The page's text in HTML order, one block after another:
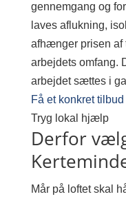
gennemgang og
laves aflukning,
afhænger prisen af
arbejdets omfang.
arbejdet sættes i
Få et konkret tilbud
Tryg lokal hjælp
Derfor
Mår på loftet skal